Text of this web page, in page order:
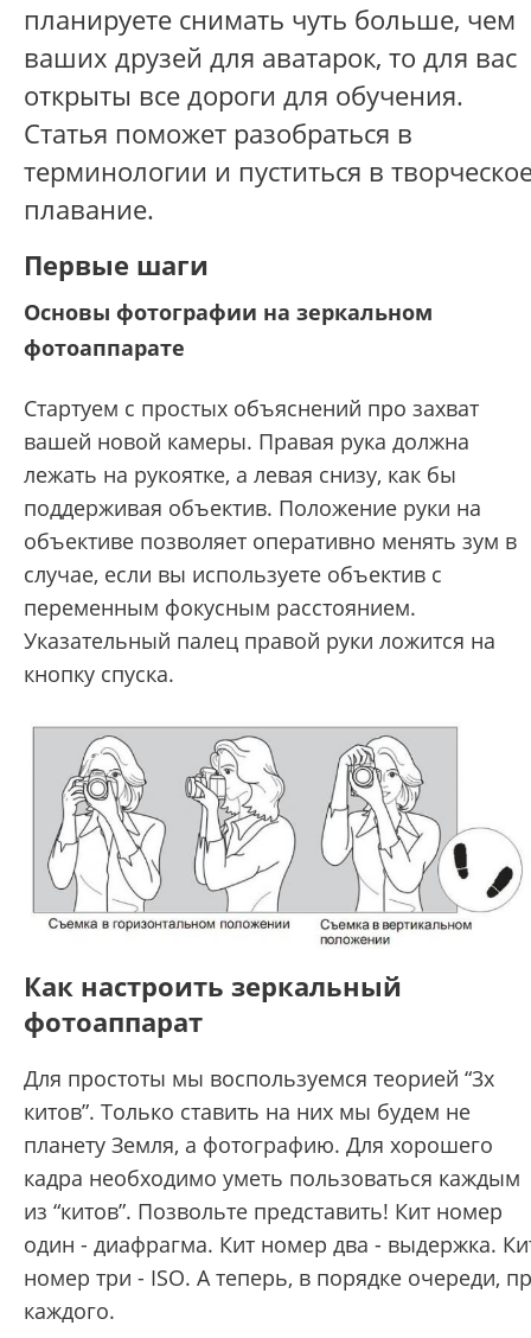
планируете снимать чуть больше, чем
ваших друзей для аватарок, то для вас
открыты все дороги для обучения.
Статья поможет разобраться в
терминологии и пуститься в
плавание.
Первые шаги
Основы фотографии на зеркальном
фотоаппарате
Стартуем с простых объяснений про захват
вашей новой камеры. Правая рука должна
лежать на рукоятке, а левая снизу, как бы
поддерживая объектив. Положение руки на
объективе позволяет оперативно менять зум в
случае, если вы используете объектив с
переменным фокусным расстоянием.
Указательный палец правой руки ложится на
кнопку спуска.
Как настроить зеркальный
фотоаппарат
Для простоты мы воспользуемся теорией “3х
китов”. Только ставить на них мы будем не
планету Земля, а фотографию. Для хорошего
кадра необходимо уметь пользоваться каждым
из “китов”. Позвольте представить! Кит номер
один - диафрагма. Кит номер два - выдержка.
номер три - ISO. А теперь, в порядке очереди,
каждого.